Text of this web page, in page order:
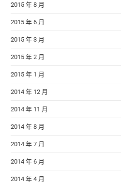
2015 年 8 月
2015 年 6 月
2015 年 3 月
2015 年 2 月
2015 年 1 月
2014 年 12 月
2014 年 11 月
2014 年 8 月
2014 年 7 月
2014 年 6 月
2014 年 4 月